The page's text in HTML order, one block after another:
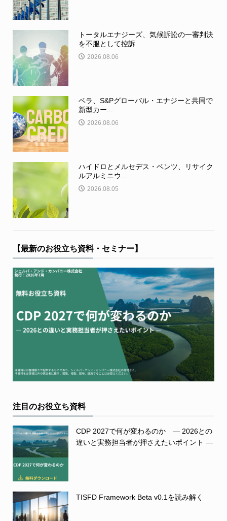
トータルエナジーズ、気候訴訟の一審判決
を不服として控訴
2026.08.06
ベラ、S&Pグローバル・エナジーと共同で
新型カー...
2026.08.06
ハイドロとメルセデス・ベンツ、リサイク
ルアルミニウ...
2026.08.05
【最新のお役立ち資料・セミナー】
注目のお役立ち資料
CDP 2027で何が変わるのか ― 2026との
違いと実務担当者が押さえたいポイント ―
TISFD Framework Beta v0.1を読み解く